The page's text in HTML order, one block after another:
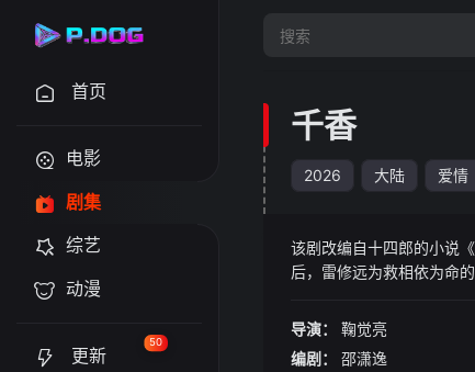
首页
电影
剧集
综艺
动漫
更新
50
千香
2026 大陆 爱情
该剧改编自十四郎的小说
后，雷修远为救相依为命
时，身世之谜也逐步揭开
导演：
鞠觉亮
编剧：
邵潇逸